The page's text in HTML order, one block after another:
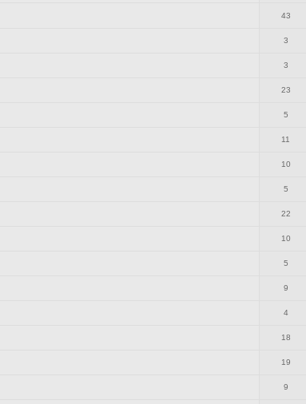
43
3
3
23
5
11
10
5
22
10
5
9
4
18
19
9